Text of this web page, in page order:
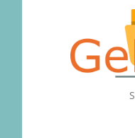
un semplice
in caso
versione
per